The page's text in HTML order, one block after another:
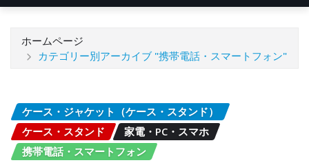
ホームページ
カテゴリー別アーカイブ "携帯電話・スマートフォン"
ケース・ジャケット（ケース・スタンド）
ケース・スタンド
家電・PC・スマホ
携帯電話・スマートフォン